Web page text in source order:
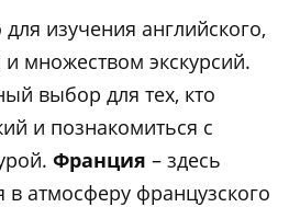
изучения английского,
и множеством экскурсий.
выбор для тех, кто
и познакомиться с
Франция – здесь
в атмосферу французского